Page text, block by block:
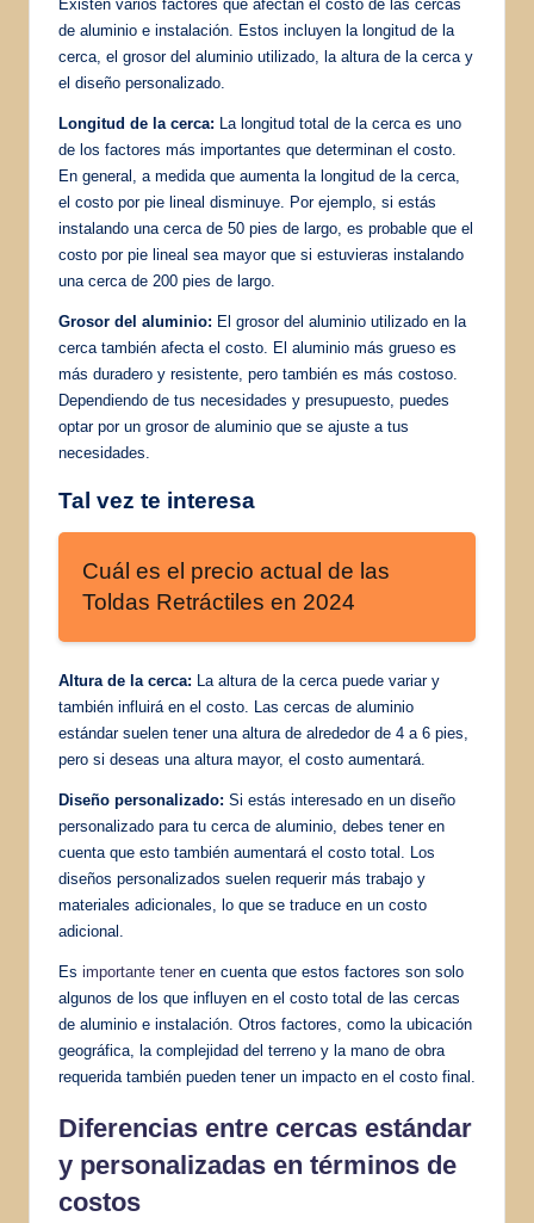
Existen varios factores que afectan el costo de las cercas
de aluminio e instalación. Estos incluyen la longitud de la
cerca, el grosor del aluminio utilizado, la altura de la cerca y
el diseño personalizado.
Longitud de la cerca: La longitud total de la cerca es uno
de los factores más importantes que determinan el costo.
En general, a medida que aumenta la longitud de la cerca,
el costo por pie lineal disminuye. Por ejemplo, si estás
instalando una cerca de 50 pies de largo, es probable que el
costo por pie lineal sea mayor que si estuvieras instalando
una cerca de 200 pies de largo.
Grosor del aluminio: El grosor del aluminio utilizado en la
cerca también afecta el costo. El aluminio más grueso es
más duradero y resistente, pero también es más costoso.
Dependiendo de tus necesidades y presupuesto, puedes
optar por un grosor de aluminio que se ajuste a tus
necesidades.
Tal vez te interesa
Cuál es el precio actual de las
Toldas Retráctiles en 2024
Altura de la cerca: La altura de la cerca puede variar y
también influirá en el costo. Las cercas de aluminio
estándar suelen tener una altura de alrededor de 4 a 6 pies,
pero si deseas una altura mayor, el costo aumentará.
Diseño personalizado: Si estás interesado en un diseño
personalizado para tu cerca de aluminio, debes tener en
cuenta que esto también aumentará el costo total. Los
diseños personalizados suelen requerir más trabajo y
materiales adicionales, lo que se traduce en un costo
adicional.
Es importante tener en cuenta que estos factores son solo
algunos de los que influyen en el costo total de las cercas
de aluminio e instalación. Otros factores, como la ubicación
geográfica, la complejidad del terreno y la mano de obra
requerida también pueden tener un impacto en el costo final.
Diferencias entre cercas estándar
y personalizadas en términos de
costos